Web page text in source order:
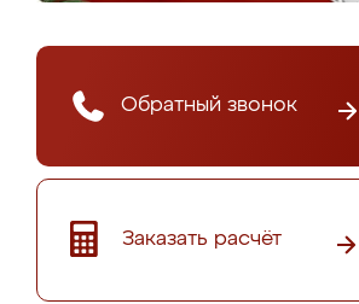
Обратный звонок
Заказать расчёт